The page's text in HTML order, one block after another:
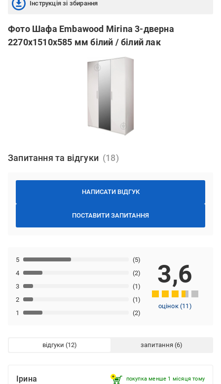
Інструкція зі збирання
Фото Шафа Embawood Mirina 3-дверна
2270х1510х585 мм білий / білий лак
Запитання та відгуки
НАПИСАТИ ВІДГУК
ПОСТАВИТИ ЗАПИТАННЯ
1 (2)
2 (1)
3 (1)
4 (2)
5 (5)
3,6
оцінок (11 )
відгуки запитання
Ірина покупка менше 1 місяця томy